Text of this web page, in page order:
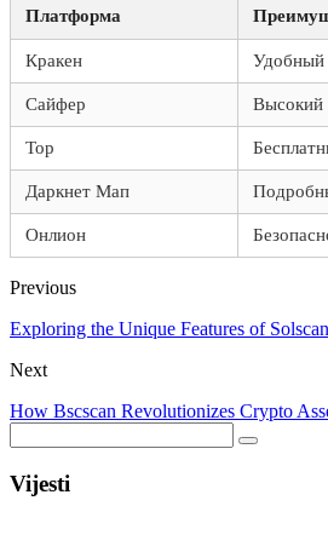
Платформа
Кракен Удобный
Сайфер Высокий
Тор
Даркнет Мап
Онлион
Previous
Exploring the Unique Features of
Next
How Bscscan Revolutionizes Crypto
Vijesti